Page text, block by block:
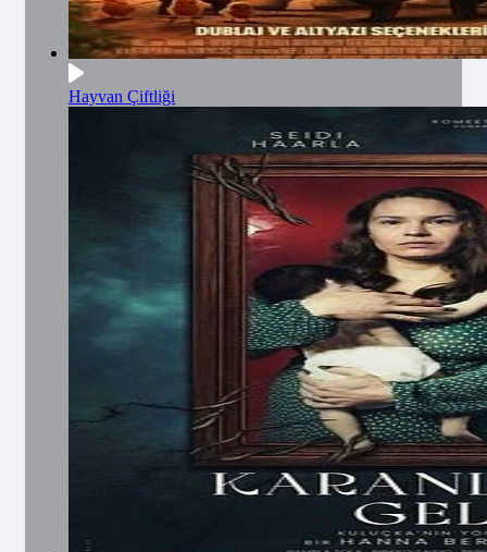
Hayvan Çiftliği